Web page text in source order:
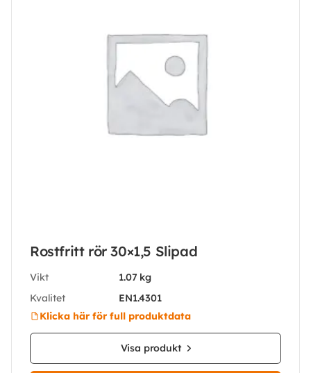
Rostfritt rör 30×1,5 Slipad
Vikt
1.07 kg
Kvalitet
EN1.4301
Klicka här för full produktdata
Visa produkt